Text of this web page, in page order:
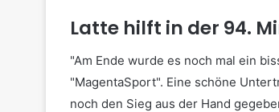
Latte hilft in der 94.
"Am Ende wurde es noch mal ein
"MagentaSport". Eine schöne
noch den Sieg aus der Hand